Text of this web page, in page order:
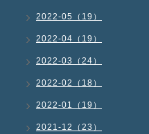
2022-05（19）
2022-04（19）
2022-03（24）
2022-02（18）
2022-01（19）
2021-12（23）